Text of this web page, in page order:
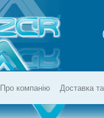
Про компанію Доставка